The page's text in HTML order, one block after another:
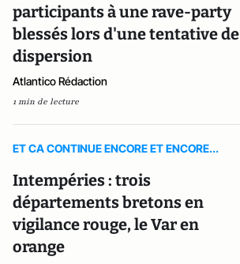
participants à une rave-party
blessés lors d'une tentative de
dispersion
Atlantico Rédaction
1 min de lecture
ET CA CONTINUE ENCORE ET ENCORE...
Intempéries : trois
départements bretons en
vigilance rouge, le Var en
orange